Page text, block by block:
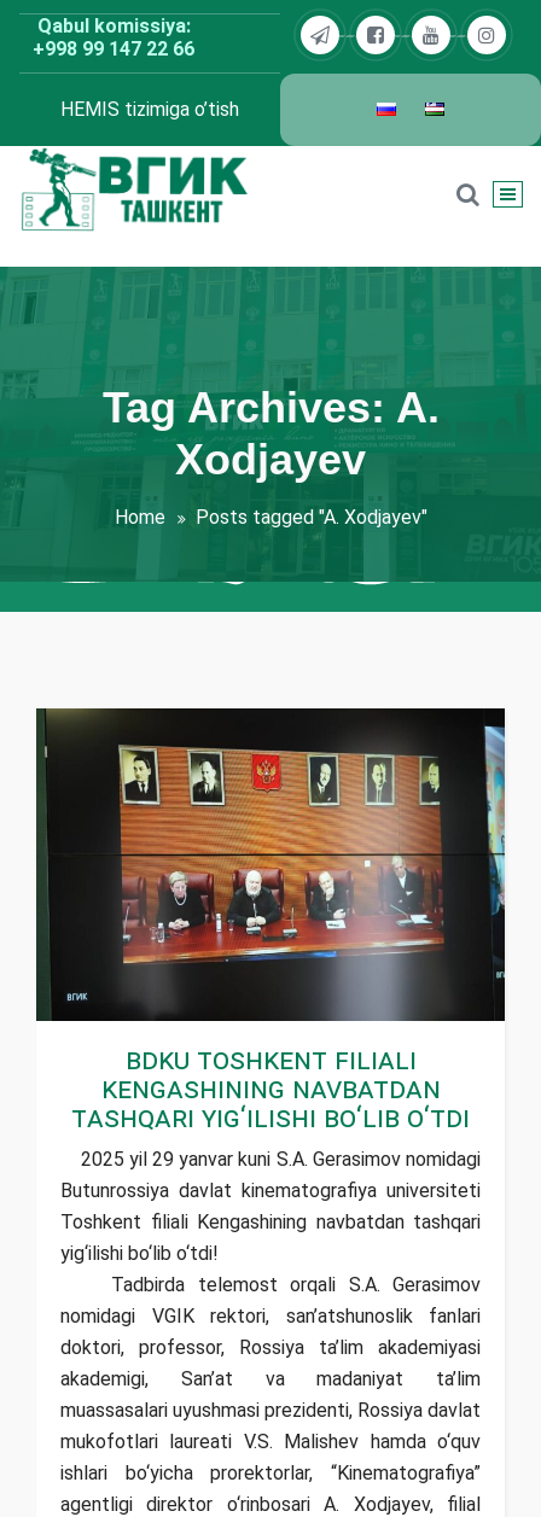
Skip
content
Qabul komissiya:
+998 99 147 22 66
HEMIS tizimiga o’tish
Tag Archives: A.
Xodjayev
Home Posts tagged "A. Xodjayev"
BDKU Toshkent filiali
Kengashining navbatdan
tashqari yig‘ilishi bo‘lib o‘tdi
2025 yil 29 yanvar kuni S.A. Gerasimov nomidagi
Butunrossiya davlat kinematografiya universiteti
Toshkent filiali Kengashining navbatdan tashqari
yig‘ilishi bo‘lib o‘tdi!
Tadbirda telemost orqali S.A. Gerasimov
nomidagi VGIK rektori, san’atshunoslik fanlari
doktori, professor, Rossiya ta’lim akademiyasi
akademigi, San’at va madaniyat ta’lim
muassasalari uyushmasi prezidenti, Rossiya davlat
mukofotlari laureati V.S. Malishev hamda o‘quv
ishlari bo‘yicha prorektorlar, “Kinematografiya”
agentligi direktor o‘rinbosari A. Xodjayev, filial